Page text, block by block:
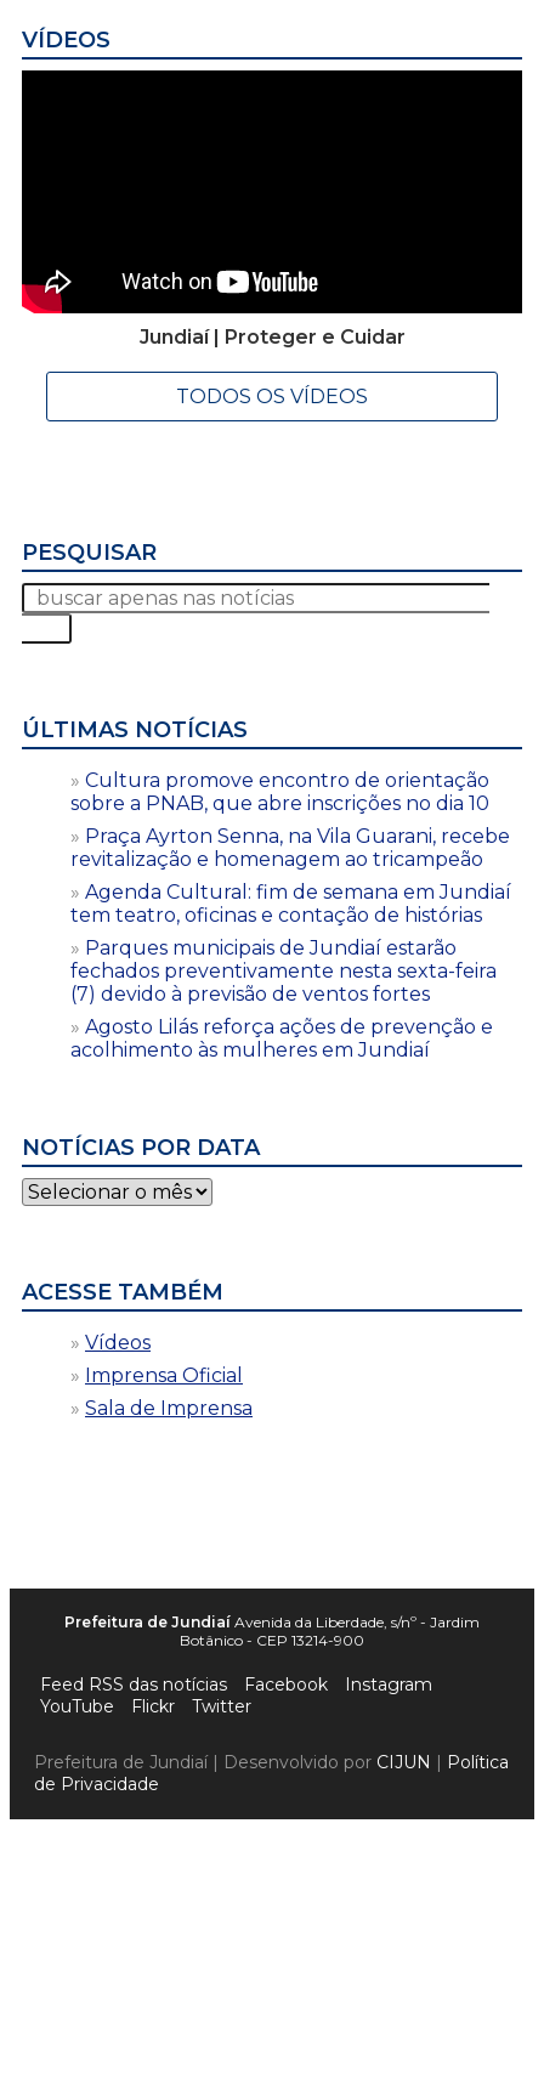
VÍDEOS
Jundiaí | Proteger e Cuidar
TODOS OS VÍDEOS
PESQUISAR
ÚLTIMAS NOTÍCIAS
Cultura promove encontro de orientação
sobre a PNAB, que abre inscrições no dia 10
Praça Ayrton Senna, na Vila Guarani, recebe
revitalização e homenagem ao tricampeão
Agenda Cultural: fim de semana em Jundiaí
tem teatro, oficinas e contação de histórias
Parques municipais de Jundiaí estarão
fechados preventivamente nesta sexta-feira
(7) devido à previsão de ventos fortes
Agosto Lilás reforça ações de prevenção e
acolhimento às mulheres em Jundiaí
NOTÍCIAS POR DATA
Notícias
por
ACESSE TAMBÉM
Vídeos
Imprensa Oficial
Sala de Imprensa
Prefeitura de Jundiaí Avenida da Liberdade, s/nº - Jardim
Botânico - CEP 13214-900
Feed RSS das notícias Facebook
Instagram
YouTube
Flickr Twitter
Prefeitura de Jundiaí | Desenvolvido por CIJUN | Política
de Privacidade